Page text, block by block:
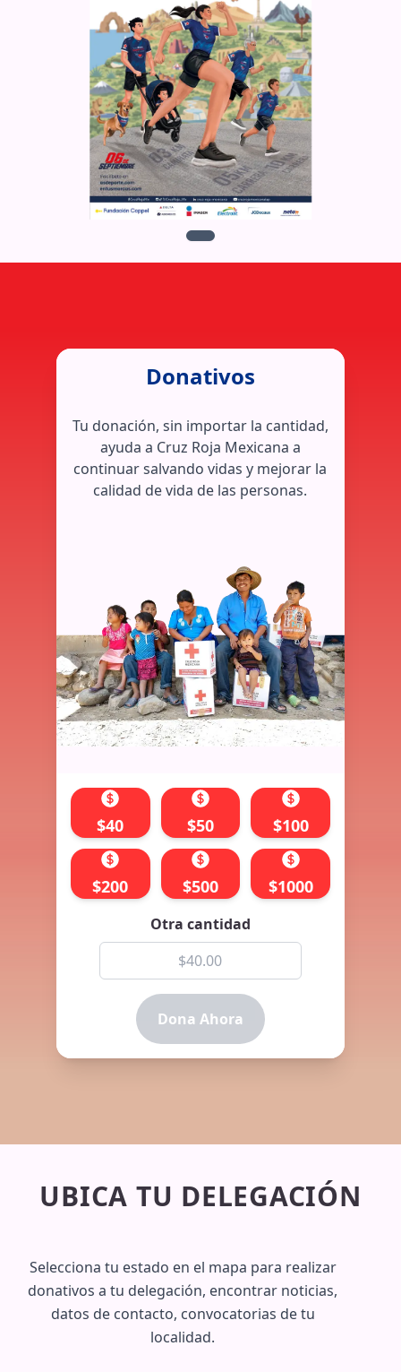
Donativos
Tu donación, sin importar la cantidad,
ayuda a Cruz Roja Mexicana a
continuar salvando vidas y mejorar la
calidad de vida de las personas.
$40 $50 $100
$200 $500 $1000
Otra cantidad
Dona Ahora
UBICA TU DELEGACIÓN
Selecciona tu estado en el mapa para realizar
donativos a tu delegación, encontrar noticias,
datos de contacto, convocatorias de tu
localidad.